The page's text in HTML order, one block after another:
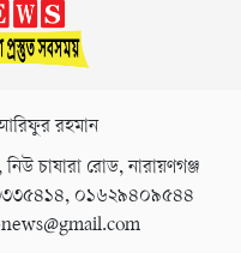
রহমান
চাষারা রোড, নারায়ণগঞ্জ
০১৬২৯৪০৯৫৪৪